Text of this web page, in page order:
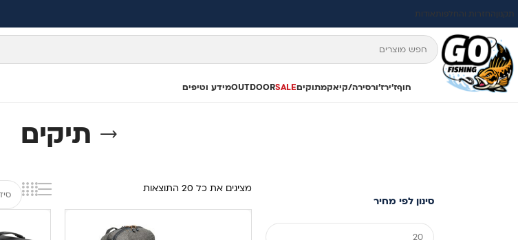
תקנוןהחזרות והחלפותאודות
חוףז'ירז'ורסירה/קיאקמתוקיםSALE
OUTDOORמידע וטיפים
תיקים
סינון לפי מחיר
מציגים את כל ⁦20⁩ התוצאות